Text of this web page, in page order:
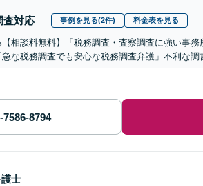
査対応 事例を見る(2件) 料金表を見る
相談料無料】「税務調査・査察調査に強い事
な税務調査でも安心な税務調査弁護」不利な
士